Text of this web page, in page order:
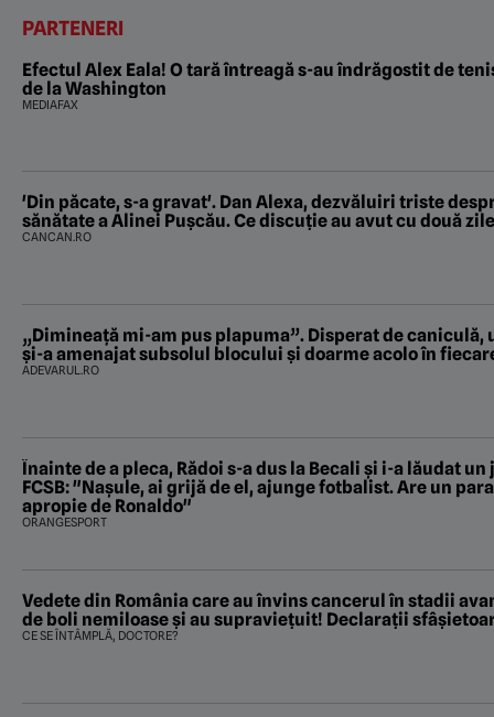
PARTENERI
Efectul Alex Eala! O tară întreagă s-au îndrăgostit de
de la Washington
MEDIAFAX
'Din păcate, s-a gravat'. Dan Alexa, dezvăluiri triste despre starea de
sănătate a Alinei Pușcău. Ce discuție au avut cu două
CANCAN.RO
„Dimineață mi-am pus plapuma”. Disperat de caniculă,
și-a amenajat subsolul blocului și doarme acolo în
ADEVARUL.RO
Înainte de a pleca, Rădoi s-a dus la Becali şi i-a lăudat
FCSB: "Naşule, ai grijă de el, ajunge fotbalist. Are un
apropie de Ronaldo"
ORANGESPORT
Vedete din România care au învins cancerul în stadii
de boli nemiloase şi au supravieţuit! Declarații
CE SE ÎNTÂMPLĂ, DOCTORE?